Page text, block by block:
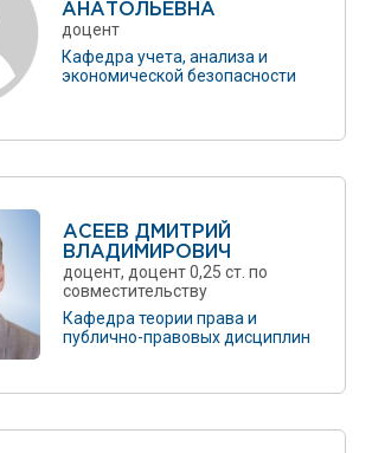
АНАТОЛЬЕВНА
доцент
Кафедра учета, анализа и
экономической безопасности
АСЕЕВ ДМИТРИЙ
ВЛАДИМИРОВИЧ
доцент, доцент 0,25 ст. по
совместительству
Кафедра теории права и
публично-правовых дисциплин